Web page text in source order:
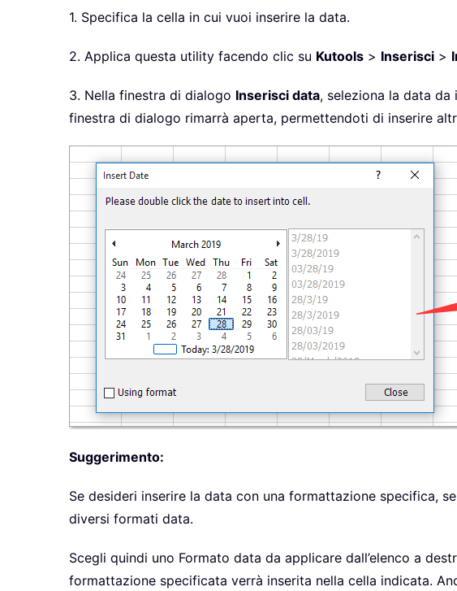
1. Specifica la cella in cui vuoi inserire la data.
2. Applica questa utility facendo clic su Kutools > Inserisci >
3. Nella finestra di dialogo Inserisci data, seleziona la data
finestra di dialogo rimarrà aperta, permettendoti di inserire
Suggerimento:
Se desideri inserire la data con una formattazione specifica,
diversi formati data.
Scegli quindi uno Formato data da applicare dall’elenco a
formattazione specificata verrà inserita nella cella indicata.